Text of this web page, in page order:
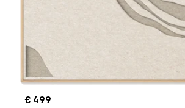
€ 499